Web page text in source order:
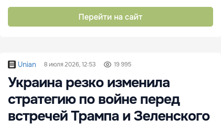
Перейти на сайт
Unian 8 июля 2026, 12:53 19 995
Украина резко изменила
стратегию по войне перед
встречей Трампа и Зеленского